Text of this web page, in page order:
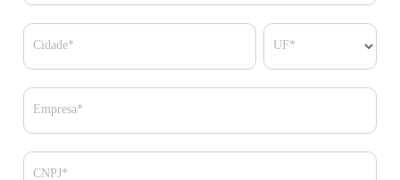
Cidade* UF*
Empresa*
CNPJ*